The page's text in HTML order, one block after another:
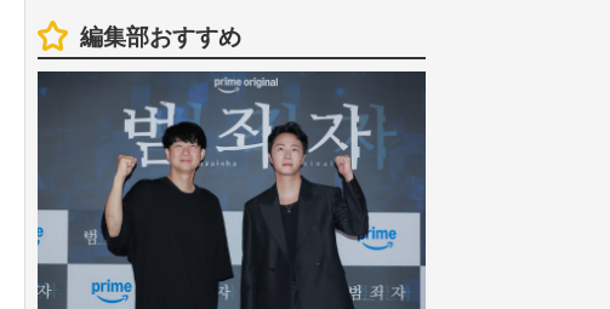
編集部おすすめ